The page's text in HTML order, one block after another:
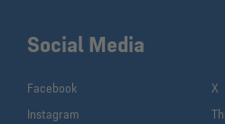
Social Media
Facebook
X
Instagram